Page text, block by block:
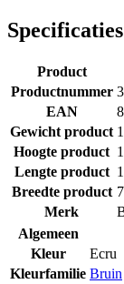
Specificaties
Product
Productnummer
EAN
Gewicht product
Hoogte product
Lengte product
Breedte product
Merk
Algemeen
Kleur
Ecru
Kleurfamilie Bruin